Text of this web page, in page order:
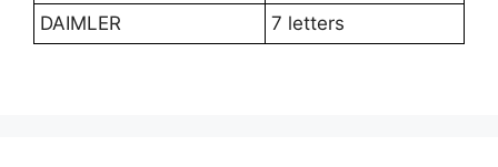
DAIMLER
7 letters